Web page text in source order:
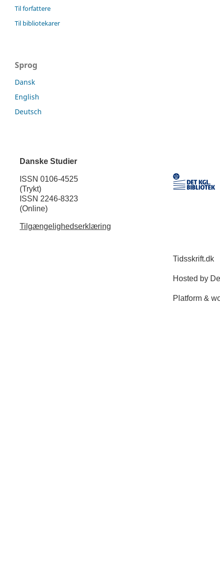
Til forfattere
Til bibliotekarer
Sprog
Dansk
English
Deutsch
Danske Studier
ISSN 0106-4525
(Trykt)
ISSN 2246-8323
(Online)
Tilgængelighedserklæring